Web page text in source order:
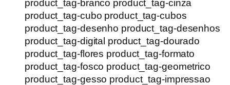
product_tag-branco product_tag-cinza
product_tag-cubo product_tag-cubos
product_tag-desenho product_tag-desenhos
product_tag-digital product_tag-dourado
product_tag-flores product_tag-formato
product_tag-fosco product_tag-geometrico
product_tag-gesso product_tag-impressao